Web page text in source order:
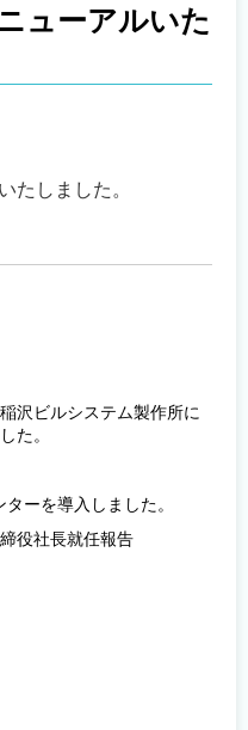
ューアルいた
たしました。
沢ビルシステム製作所に
た。
ーを導入しました。
役社長就任報告